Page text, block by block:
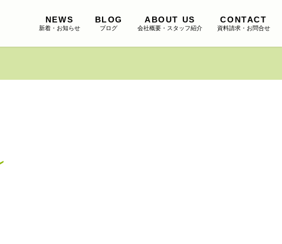
NEWS
新着・お知らせ
BLOG
ブログ
ABOUT US
会社概要・スタッフ紹介
CONTACT
資料請求・お問合せ